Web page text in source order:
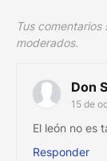
Tus
moderados.
Don
15 de
El león no es
Responder